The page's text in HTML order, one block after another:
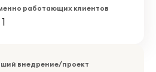
работающих клиентов
внедрение/проект